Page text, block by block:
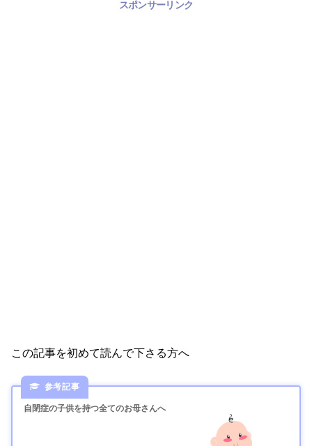
スポンサーリンク
この記事を初めて読んで下さる方へ
自閉症の子供を持つ全てのお母さんへ